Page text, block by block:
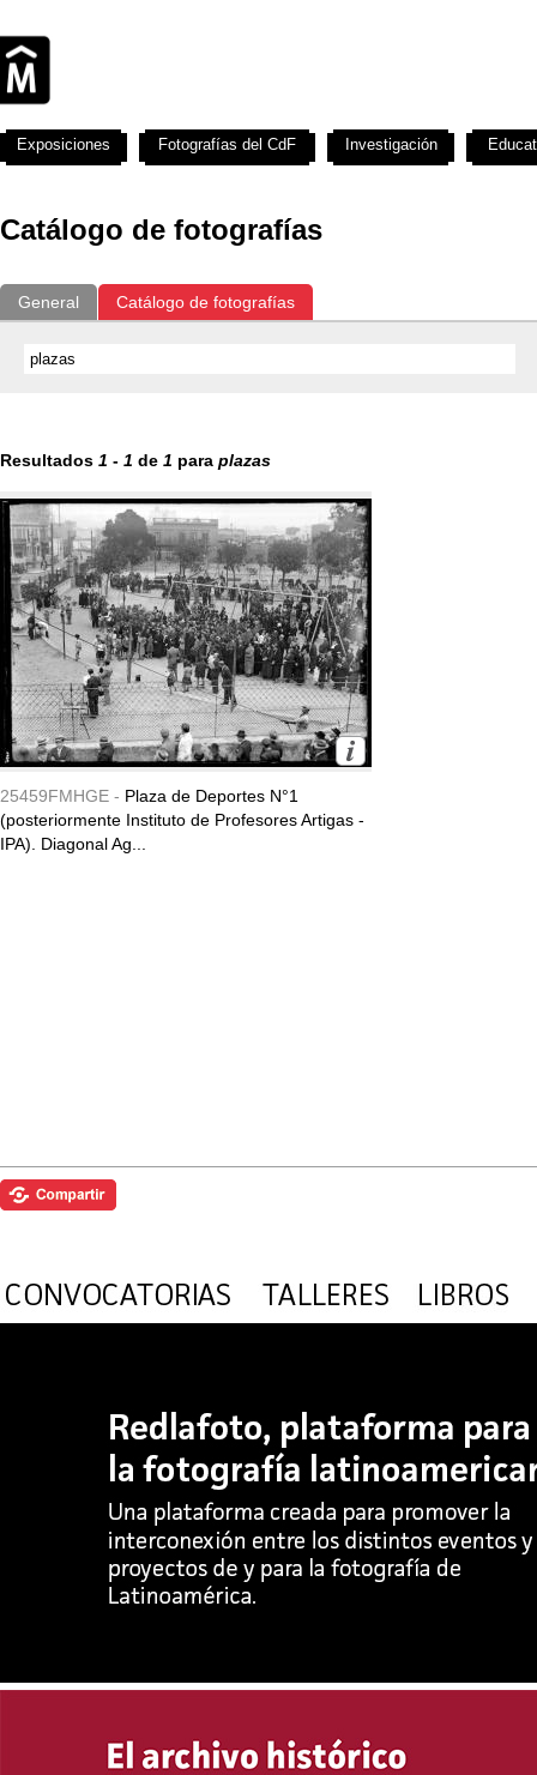
Catálogo de fotografías
General Catálogo de fotografías
Resultados 1 - 1 de 1 para plazas
25459FMHGE - Plaza de Deportes N°1
(posteriormente Instituto de Profesores Artigas -
IPA). Diagonal Ag...
Exposiciones Fotografías del CdF Investigación